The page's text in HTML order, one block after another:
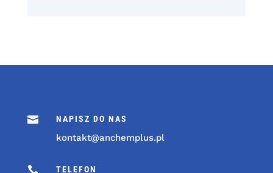
 NAPISZ DO NAS
kontakt@anchemplus.pl
 TELEFON